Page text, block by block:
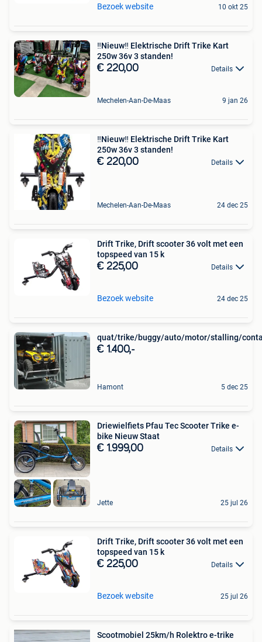
Bezoek website 10 okt 25
‼️Nieuw‼️ Elektrische Drift Trike Kart
250w 36v 3 standen!
€ 220,00 Details
Mechelen-Aan-De-Maas 9 jan 26
‼️Nieuw‼️ Elektrische Drift Trike Kart
250w 36v 3 standen!
€ 220,00 Details
Mechelen-Aan-De-Maas 24 dec 25
Drift Trike, Drift scooter 36 volt met een
topspeed van 15 k
€ 225,00 Details
Bezoek website 24 dec 25
quat/trike/buggy/auto/motor/stalling/
€ 1.400,-
Hamont 5 dec 25
Driewielfiets Pfau Tec Scooter Trike e-
bike Nieuw Staat
€ 1.999,00 Details
Jette 25 jul 26
Drift Trike, Drift scooter 36 volt met een
topspeed van 15 k
€ 225,00 Details
Bezoek website 25 jul 26
Scootmobiel 25km/h Rolektro e-trike